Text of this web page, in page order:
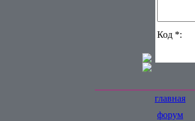
Код *:
главная
форум